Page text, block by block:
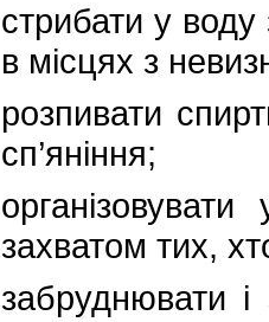
стрибати у воду
в місцях з
розпивати
сп’яніння;
захватом тих,
забруднювати і